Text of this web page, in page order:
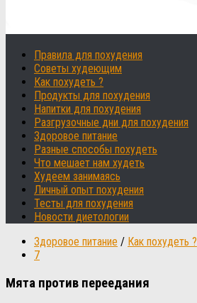
Правила для похудения
Советы худеющим
Как похудеть ?
Продукты для похудения
Напитки для похудения
Разгрузочные дни для похудения
Здоровое питание
Разные способы похудеть
Что мешает нам худеть
Худеем занимаясь
Личный опыт похудения
Тесты для похудения
Новости диетологии
Здоровое питание / Как похудеть ?
7
Мята против переедания